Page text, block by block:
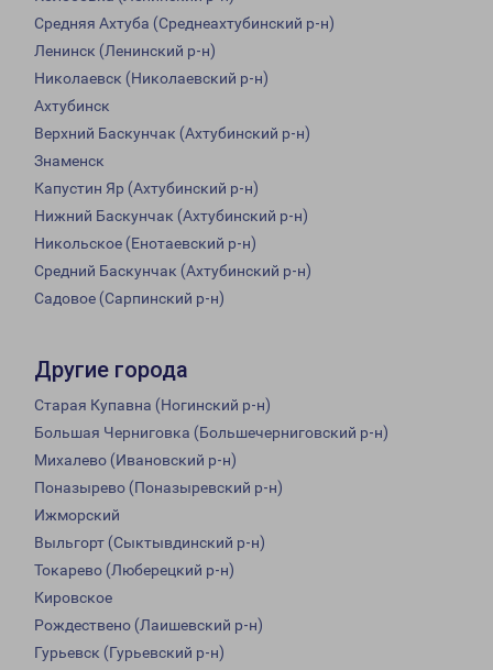
Средняя Ахтуба (Среднеахтубинский р-н)
Ленинск (Ленинский р-н)
Николаевск (Николаевский р-н)
Ахтубинск
Верхний Баскунчак (Ахтубинский р-н)
Знаменск
Капустин Яр (Ахтубинский р-н)
Нижний Баскунчак (Ахтубинский р-н)
Никольское (Енотаевский р-н)
Средний Баскунчак (Ахтубинский р-н)
Садовое (Сарпинский р-н)
Другие города
Старая Купавна (Ногинский р-н)
Большая Черниговка (Большечерниговский р-н)
Михалево (Ивановский р-н)
Поназырево (Поназыревский р-н)
Ижморский
Выльгорт (Сыктывдинский р-н)
Токарево (Люберецкий р-н)
Кировское
Рождествено (Лаишевский р-н)
Гурьевск (Гурьевский р-н)